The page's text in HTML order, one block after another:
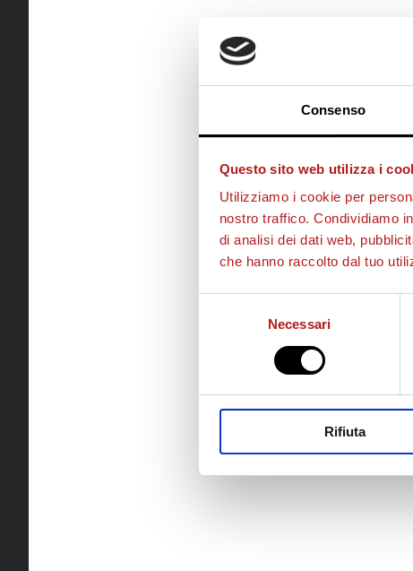
Consenso
Questo sito web utilizza i
Utilizziamo i cookie per
nostro traffico. Condividiamo
di analisi dei dati web,
che hanno raccolto dal tuo
Necessari
Rifiuta